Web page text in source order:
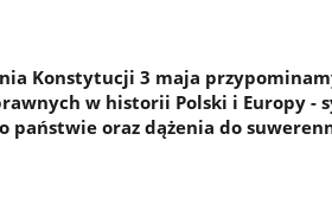
Konstytucji 3 maja
w historii Polski i Europy -
państwie oraz dążenia do